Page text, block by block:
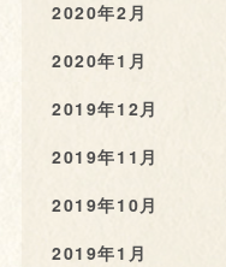
2020年2月
2020年1月
2019年12月
2019年11月
2019年10月
2019年1月